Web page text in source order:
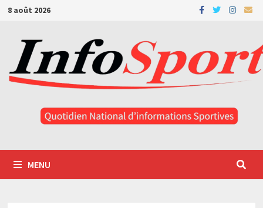
Passer
contenu
8 août 2026
MENU